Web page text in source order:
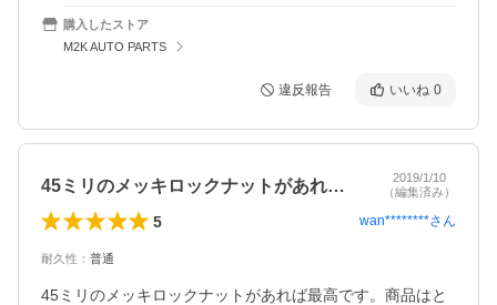
購入したストア
M2K AUTO PARTS
違反報告 いいね 0
45ミリのメッキロックナットがあれば最…
2019/1/10
（編集済み）
5 wan********さん
耐久性 ： 普通
45ミリのメッキロックナットがあれば最高です。商品はと